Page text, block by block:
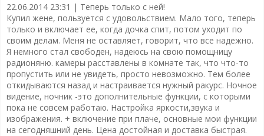
22.06.2014 23:31 | Теперь только с ней!
Купил жене, пользуется с удовольствием. Мало того, теперь
только и включает ее, когда дочка спит, потом уходит по
своим делам. Меня не оставляет, говорит, что все надежно.
Я немного стал свободен, надеюсь на свою помощницу
радионяню. камеры расставлены в комнате так, что что-то
пропустить или не увидеть, просто невозможно. Тем более
откидываются назад и настраивается нужный ракурс. Ночное
видение, ночник -это дополнительные функции, с которыми
пока не совсем работаю. Настройка яркости,звука и
изображения. + включение при плаче, основные мои функции
на сегодняшний день. Цена достойная и доставка быстрая.